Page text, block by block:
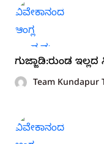
ಗುಜ್ಜಾಡಿ:ರುಂಡ
Team Kundapur